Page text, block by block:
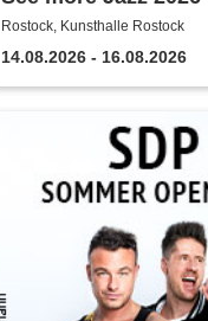
Rostock, Kunsthalle Rostock
14.08.2026 - 16.08.2026